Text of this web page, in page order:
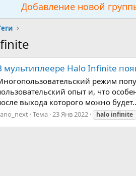
Добавление новой
мультиплеере Halo Infinite
режим
опыт и, что
выхода которого можно
Тема 23 Янв 2022 halo infinite